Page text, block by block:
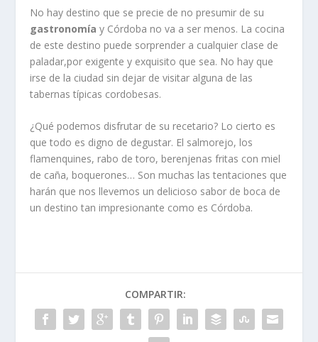
No hay destino que se precie de no presumir de su
gastronomía y Córdoba no va a ser menos. La cocina
de este destino puede sorprender a cualquier clase de
paladar,por exigente y exquisito que sea. No hay que
irse de la ciudad sin dejar de visitar alguna de las
tabernas típicas cordobesas.
¿Qué podemos disfrutar de su recetario? Lo cierto es
que todo es digno de degustar. El salmorejo, los
flamenquines, rabo de toro, berenjenas fritas con miel
de caña, boquerones… Son muchas las tentaciones que
harán que nos llevemos un delicioso sabor de boca de
un destino tan impresionante como es Córdoba.
COMPARTIR: